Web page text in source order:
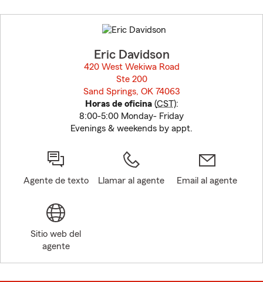
to
before
Eric Davidson
420 West Wekiwa Road
Ste 200
Sand Springs, OK 74063
Horas de oficina(CST):
8:00-5:00 Monday- Friday
Evenings & weekends by appt.
Agente de texto Llamar al agente Email al agente
Sitio web del
agente